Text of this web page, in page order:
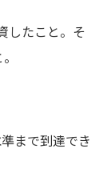
したこと。そ
まで到達でき